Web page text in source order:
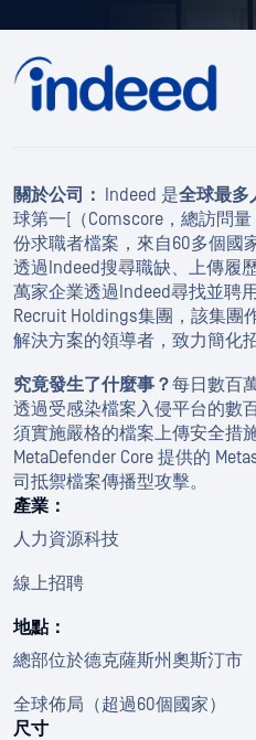
關於公司： Indeed 是全球最多
球第一[（Comscore，總訪問
份求職者檔案，來自60多個國
透過Indeed搜尋職缺、上傳履
萬家企業透過Indeed尋找並聘
Recruit Holdings集團，該集團
解決方案的領導者，致力簡化
究竟發生了什麼事？每日數百
透過受感染檔案入侵平台的數
須實施嚴格的檔案上傳安全措
MetaDefender Core 提供的
司抵禦檔案傳播型攻擊。
產業：
人力資源科技
線上招聘
地點：
總部位於德克薩斯州奧斯汀市
全球佈局（超過60個國家）
尺寸